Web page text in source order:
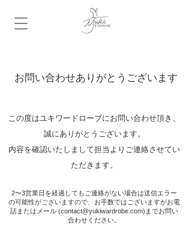
​お問い合わせありがとうございます
この度はユキワードローブにお問い合わせ頂き、
誠にありがとうございます。
内容を確認いたしまして​担当よりご連絡させてい
ただきます。
​2〜3営業日を経過してもご連絡がない場合は送信エラー
の可能性がございますので、お手数ではございますがお電
話またはメール (contact@yukiwardrobe.com)までお問い
合わせください。